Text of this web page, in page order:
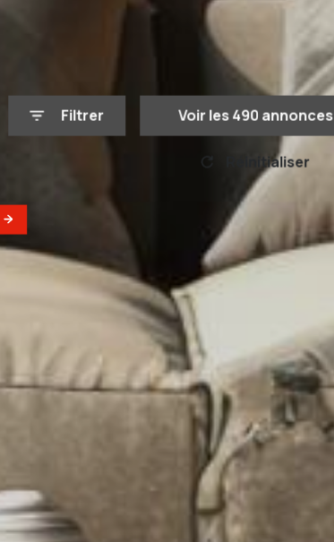
Filtrer Voir les490 annonces
Réinitialiser